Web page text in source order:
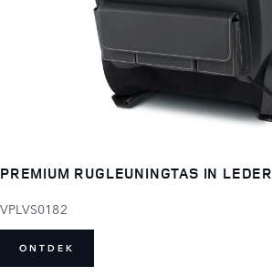
PREMIUM RUGLEUNINGTAS IN LEDER
VPLVS0182
ONTDEK